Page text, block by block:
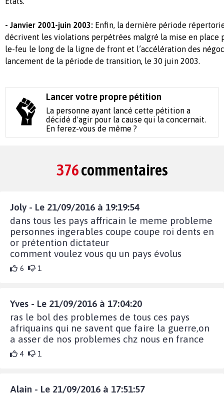
- Janvier 2001-juin 2003: Enfin, la dernière période
décrivent les violations perpétrées malgré la mise en place
le-feu le long de la ligne de front et l’accélération des
lancement de la période de transition, le 30 juin 2003.
Lancer votre propre pétition
La personne ayant lancé cette pétition a
décidé d'agir pour la cause qui la concernait.
En ferez-vous de même ?
376commentaires
Joly - Le 21/09/2016 à 19:19:54
dans tous les pays affricain le meme probleme
personnes ingerables coupe coupe roi dents en
or prétention dictateur
comment voulez vous qu un pays évolus
6 1
Yves - Le 21/09/2016 à 17:04:20
ras le bol des problemes de tous ces pays
afriquains qui ne savent que faire la guerre,on
a asser de nos problemes chz nous en france
4 1
Alain - Le 21/09/2016 à 17:51:57